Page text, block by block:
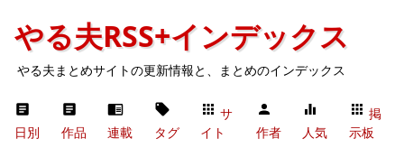
やる夫RSS+インデックス
やる夫まとめサイトの更新情報と、まとめのインデックス
日別 作品 連載 タグ
サ
イト
作者 人気
掲
示板